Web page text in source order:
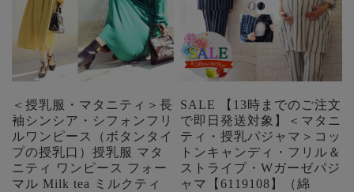
＜授乳服・マタニティ＞長
袖シンシア・シフォンフリ
ルワンピース（ボタンタイ
プの授乳口）授乳服 マタ
ニティ ワンピース フォー
マル Milk tea ミルクティ
SALE 【13時までのご注文
で即日発送対象】＜マタニ
ティ・授乳パジャマ＞コッ
トンキャンディ・フリル＆
ストライプ・Wガーゼパジ
ャマ【6119108】（綿